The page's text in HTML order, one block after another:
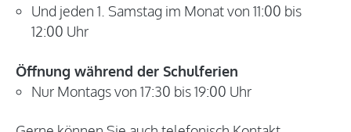
Und jeden 1. Samstag im Monat von 11:00 bis
12:00 Uhr
Öffnung während der Schulferien
Nur Montags von 17:30 bis 19:00 Uhr